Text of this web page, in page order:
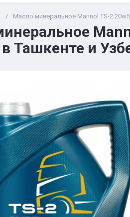
/ Масло минеральное Mannol TS-2
Ташкенте и